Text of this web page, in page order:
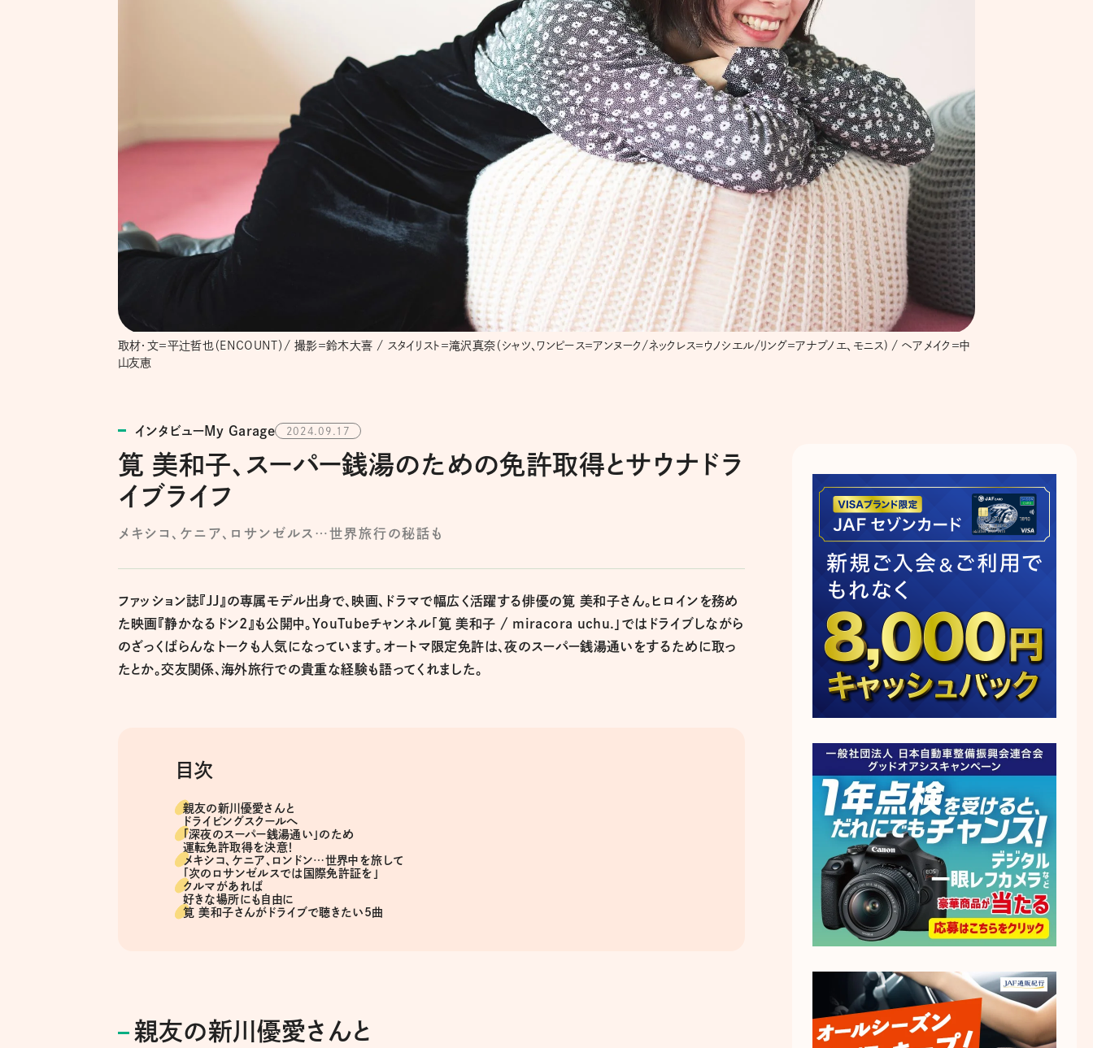
取材・文＝平辻哲也（ENCOUNT）/ 撮影＝鈴木大喜 / スタイリスト＝滝沢真奈（シャツ、ワンピース＝アンヌーク/ネックレス＝ウノシエル/リング＝アナプノエ、モニス) / ヘアメイク＝中
山友恵
インタビューMy Garage 2024.09.17
筧 美和子、スーパー銭湯のための免許取得とサウナドラ
イブライフ
メキシコ、ケニア、ロサンゼルス…世界旅行の秘話も
ファッション誌『JJ』の専属モデル出身で、映画、ドラマで幅広く活躍する俳優の筧 美和子さん。ヒロインを務め
た映画『静かなるドン2』も公開中。YouTubeチャンネル「筧 美和子 / miracora uchu.」ではドライブしながら
のざっくばらんなトークも人気になっています。オートマ限定免許は、夜のスーパー銭湯通いをするために取っ
たとか。交友関係、海外旅行での貴重な経験も語ってくれました。
目次
親友の新川優愛さんと
ドライビングスクールへ
「深夜のスーパー銭湯通い」のため
運転免許取得を決意！
メキシコ、ケニア、ロンドン…世界中を旅して
「次のロサンゼルスでは国際免許証を」
クルマがあれば
好きな場所にも自由に
筧 美和子さんがドライブで聴きたい5曲
親友の新川優愛さんと